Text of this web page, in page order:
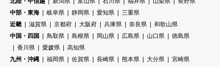
中部・東海
岐阜県 静岡県 愛知県
三重県
近畿
滋賀県 京都府 大阪府 兵庫県 奈良県
和歌山県
中国・四国
鳥取県 島根県 岡山県 広島県 山口県
徳島県
香川県
愛媛県
高知県
九州・沖縄
福岡県 佐賀県 長崎県 熊本県 大分県
宮崎県